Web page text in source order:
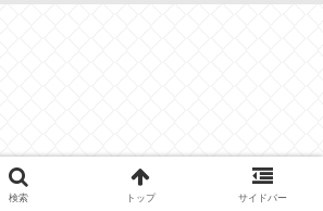
検索 トップ サイドバー